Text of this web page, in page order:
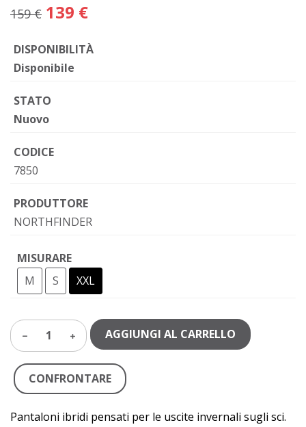
159 € 139 €
DISPONIBILITÀ
Disponibile
STATO
Nuovo
CODICE
7850
PRODUTTORE
NORTHFINDER
MISURARE
M
S XXL
1 AGGIUNGI AL CARRELLO
CONFRONTARE
Pantaloni ibridi pensati per le uscite invernali sugli sci.